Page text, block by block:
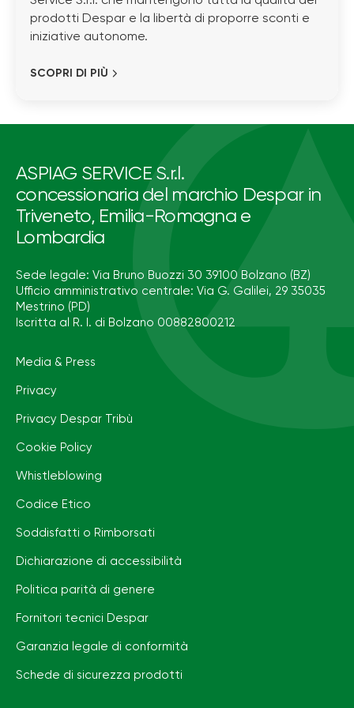
prodotti Despar e la libertà di proporre sconti e
iniziative autonome.
SCOPRI DI PIÙ
ASPIAG SERVICE S.r.l.
concessionaria del marchio Despar in
Triveneto, Emilia-Romagna e
Lombardia
Sede legale: Via Bruno Buozzi 30 39100 Bolzano (BZ)
Ufficio amministrativo centrale: Via G. Galilei, 29 35035
Mestrino (PD)
Iscritta al R. I. di Bolzano 00882800212
Media & Press
Privacy
Privacy Despar Tribù
Cookie Policy
Whistleblowing
Codice Etico
Soddisfatti o Rimborsati
Dichiarazione di accessibilità
Politica parità di genere
Fornitori tecnici Despar
Garanzia legale di conformità
Schede di sicurezza prodotti